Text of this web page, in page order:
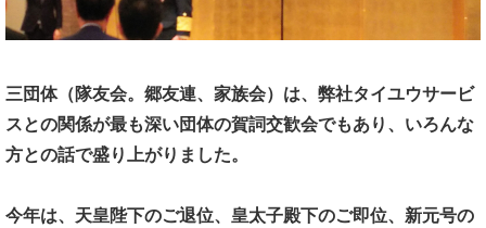
三団体（隊友会。郷友連、家族会）は、 弊社タイユウサービ
スとの関係が最も深い団体の賀詞交歓会でもあり、 いろんな
方との話で盛り上がりました。
今年は、 天皇陛下のご退位、皇太子殿下のご即位、新元号の